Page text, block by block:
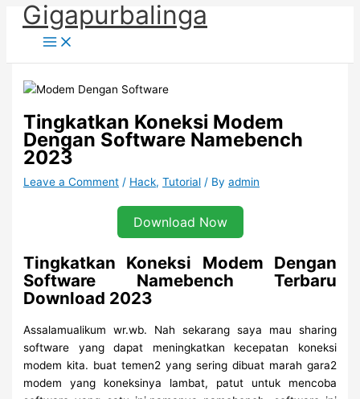
Skip
content
Gigapurbalinga
Tingkatkan Koneksi Modem
Dengan Software Namebench
2023
Leave a Comment / Hack,Tutorial / Byadmin
Download Now
Tingkatkan Koneksi Modem Dengan
Software Namebench Terbaru
Download 2023
Assalamualikum wr.wb. Nah sekarang saya mau sharing
software yang dapat meningkatkan kecepatan koneksi
modem kita. buat temen2 yang sering dibuat marah gara2
modem yang koneksinya lambat, patut untuk mencoba